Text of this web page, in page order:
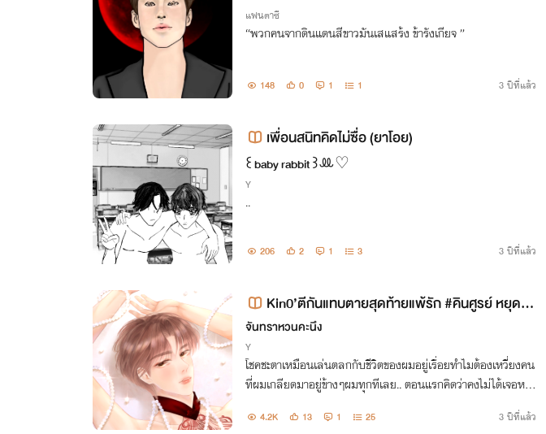
แฟนตาซี
“พวกคนจากดินแดนสีขาวมันเสแสร้ง ข้ารังเกียจ ”
148 0 1 1 3 ปีที่แล้ว
เพื่อนสนิทคิดไม่ซื่อ (ยาโอย)
꒰ baby rabbit ꒱ꔛ♡
Y
..
206 2 1 3 3 ปีที่แล้ว
Kin0’ตีกันแทบตายสุดท้ายแพ้รัก #คินศูรย์ หยุดอั
พจนกว่าจะปั่นจบนะคะ
จันทราหวนคะนึง
Y
โชคชะตาเหมือนเล่นตลกกับชีวิตของผมอยู่เรื่อยทำไมต้องเหวี่ยงคน
ที่ผมเกลียดมาอยู่ข้างๆผมทุกทีเลย.. ตอนแรกคิดว่าคงไม่ได้เจอหน้า
นอน (ต่อ)
4.2K 13 1 25 3 ปีที่แล้ว